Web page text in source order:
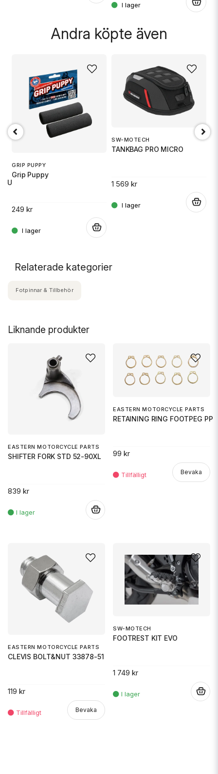
Skicka fråga
Andra köpte även
RU
GRIP PUPPY
Grip Puppy
249 kr
SW-MOTECH
TANKBAG PRO MICRO
1 569 kr
Liknande produkter
EASTERN MOTORCYCLE PARTS
SHIFTER FORK STD 52-90XL
839 kr
EASTERN MOTORCYCLE PARTS
RETAINING RING FOOTPEG PP
99 kr
Bevaka
EASTERN MOTORCYCLE PARTS
CLEVIS BOLT&NUT 33878-51
119 kr
Bevaka
SW-MOTECH
FOOTREST KIT EVO
1 749 kr
Relaterade kategorier
Fotpinnar & Tillbehör